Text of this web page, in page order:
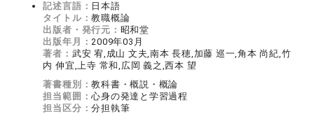
記述言語： 日本語
タイトル：教職概論
出版者・発行元： 昭和堂
出版年月：2009年03月
著者： 武安 宥,成山 文夫,南本 長穂,加藤 巡一,角本 尚紀,竹
内 伸宜,上寺 常和,広岡 義之,西本 望
著書種別：教科書・概説・概論
担当範囲：心身の発達と学習過程
担当区分：分担執筆